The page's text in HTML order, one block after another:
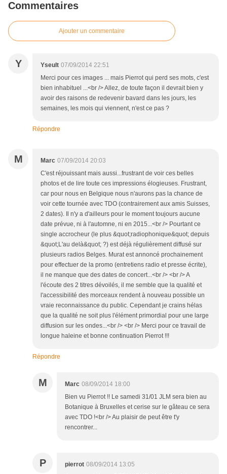
Commentaires
Ajouter un commentaire
Y Yseult 07/09/2014 22:51
Merci pour ces images ... mais Pierrot qui perd ses mots, c'est
bien inhabituel ...<br /> Allez, de toute façon il devrait bien y
avoir des raisons de redevenir bavard dans les jours, les
semaines, les mois qui viennent, n'est ce pas ?
Répondre
M Marc 07/09/2014 20:03
C'est réjouissant mais aussi...frustrant de voir ces belles
photos et de lire toute ces impressions élogieuses. Frustrant,
car pour nous en Belgique nous n'aurons pas la chance de
voir cette tournée avec TDO (contrairement aux amis Suisses,
2 dates). Il n'y a d'ailleurs pour le moment toujours aucune
date prévue, ni à l'automne, ni en 2015...<br /> Pourtant ce
single accrocheur (le plus &quot;radiophonique&quot; depuis
&quot;L'au delà&quot; ?) est déjà régulièrement diffusé sur
plusieurs radios Belges. Murat est annoncé prochainement
pour effectuer de la promo (entretiens radio et presse écrite),
il ne manque que des dates de concert...<br /> <br /> A
l'écoute des 2 titres dévoilés, il me semble que la qualité et
l'accessibilité des morceaux rendent à nouveau possible un
vraie reconnaissance du public. Cependant je crains hélas
que la qualité ne soit plus l'élément primordial pour une large
diffusion sur les ondes...<br /> <br /> Merci pour ce travail de
longue haleine et bonne continuation Pierrot !!!
Répondre
M Marc 08/09/2014 18:00
Bien vu Pierrot !! Le samedi 31/01 JLM sera bien au
Botanique à Bruxelles et cerise sur le gâteau ce sera
avec TDO !<br /> Au plaisir de peut être t'y
rencontrer...
P pierrot 08/09/2014 13:05